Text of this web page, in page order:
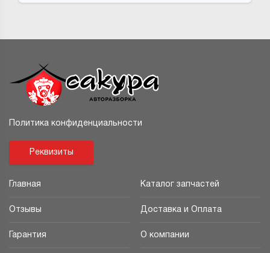
Политика конфиденциальности
Реквизиты
Главная Каталог запчастей
Отзывы Доставка и Оплата
Гарантия О компании